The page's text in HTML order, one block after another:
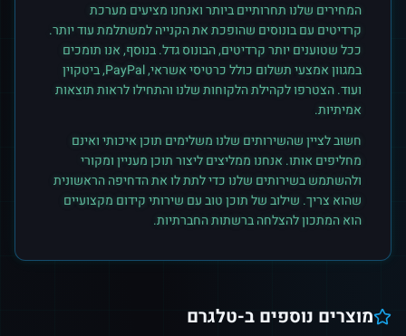
המחירים שלנו תחרותיים ביותר ואנחנו מציעים מערכת
קרדיטים עם בונוסים שהופכת את הקנייה למשתלמת עוד יותר.
ככל שטוענים יותר קרדיטים, הבונוס גדל. בנוסף, אנו תומכים
במגוון אמצעי תשלום כולל כרטיסי אשראי, PayPal, ביטקוין
ועוד. הצטרפו לקהילת הלקוחות שלנו והתחילו לראות תוצאות
אמיתיות.
חשוב לציין שהשירותים שלנו משלימים תוכן איכותי ואינם
מחליפים אותו. אנחנו ממליצים ליצור תוכן מעניין ומקורי
ולהשתמש בשירותים שלנו כדי לתת לו את הדחיפה הראשונית
שהוא צריך. שילוב של תוכן טוב עם שירותי קידום מקצועיים
הוא המתכון להצלחה ברשתות החברתיות.
מוצרים נוספים ב-טלגרם